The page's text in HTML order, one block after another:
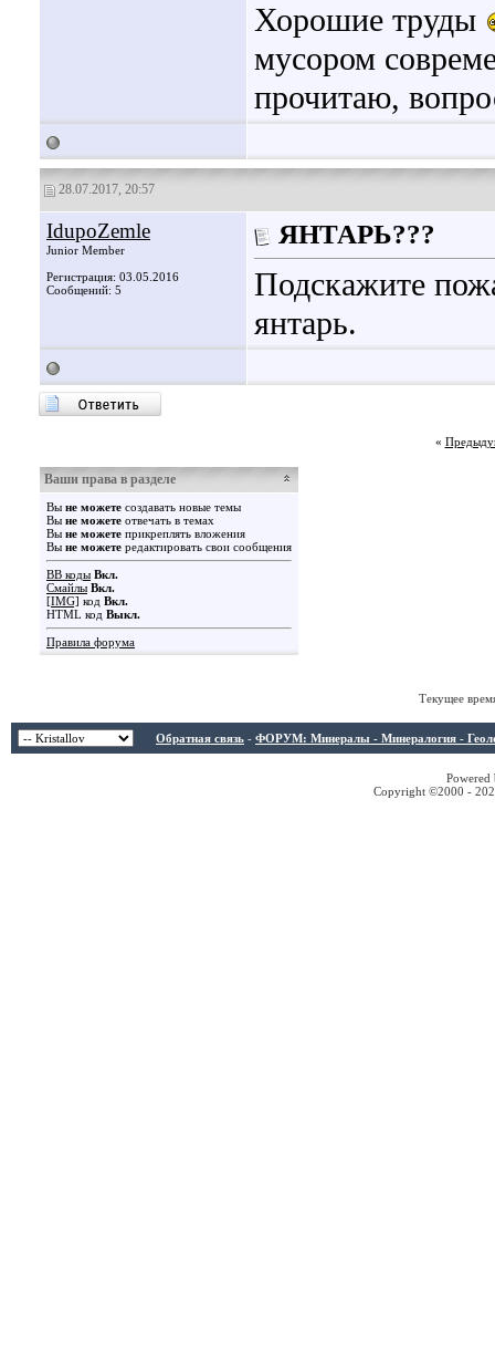
Хорошие труды
мусором
прочитаю,
28.07.2017, 20:57
IdupoZemle
Junior Member
Регистрация: 03.05.2016
Сообщений: 5
ЯНТАРЬ???
Подскажите
янтарь.
«
Ваши права в разделе
Вы не можете создавать новые темы
Вы не можете отвечать в темах
Вы не можете прикреплять вложения
Вы не можете редактировать свои сообщения
BB коды Вкл.
Смайлы Вкл.
[IMG] код Вкл.
HTML код Выкл.
Правила форума
Текущее
Обратная связь - ФОРУМ: Минералы - Минералогия -
Copyright ©2000 -